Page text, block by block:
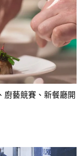
廚藝競賽、新餐廳開